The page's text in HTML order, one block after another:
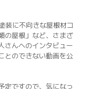
装に不向きな屋根材コ
の屋根」など、さまざ
さんへのインタビュー
とのできない動画を公
定ですので、気になっ